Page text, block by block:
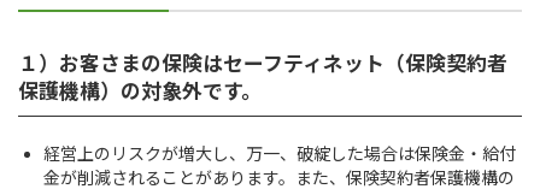
１）お客さまの保険はセーフティネット（保険契約者
保護機構）の対象外です。
経営上のリスクが増大し、万一、破綻した場合は保険金・給付
金が削減されることがあります。また、保険契約者保護機構の